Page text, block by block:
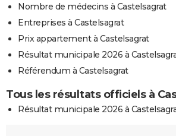
Nombre de médecins à Castelsagrat
Entreprises à Castelsagrat
Prix appartement à Castelsagrat
Résultat municipale 2026 à
Référendum à Castelsagrat
Tous les résultats officiels à
Résultat municipale 2026 à